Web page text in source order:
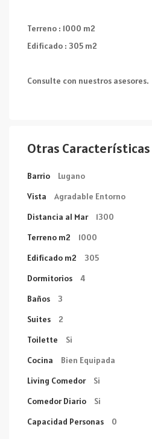
Terreno : 1000 m2
Edificado : 305 m2
Consulte con nuestros asesores.
Otras Características
Barrio
Lugano
Vista
Agradable Entorno
Distancia al Mar
1300
Terreno m2
1000
Edificado m2
305
Dormitorios
4
Baños
3
Suites
2
Toilette
Si
Cocina
Bien Equipada
Living Comedor
Si
Comedor Diario
Si
Capacidad Personas
0